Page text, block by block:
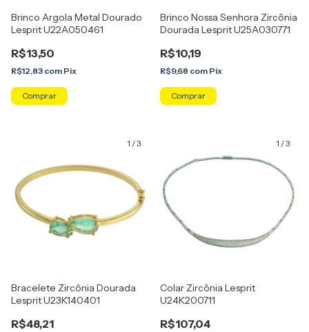
Brinco Argola Metal Dourado
Lesprit U22A050461
R$13,50
R$12,83 com Pix
Brinco Nossa Senhora Zircônia
Dourada Lesprit U25A030771
R$10,19
R$9,68 com Pix
1 /3
Bracelete Zircônia Dourada
Lesprit U23K140401
R$48,21
1 /3
Colar Zircônia Lesprit
U24K200711
R$107,04